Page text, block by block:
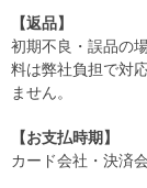
【返品】
初期不良・誤品の
料は弊社負担で対
ません。
【お支払時期】
カード会社・決済